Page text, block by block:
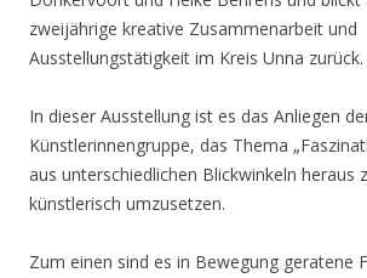
zweijährige kreative Zusammenarbeit und
Ausstellungstätigkeit im Kreis Unna zurück.
In dieser Ausstellung ist es das Anliegen
Künstlerinnengruppe, das Thema
aus unterschiedlichen Blickwinkeln heraus
künstlerisch umzusetzen.
Zum einen sind es in Bewegung geratene